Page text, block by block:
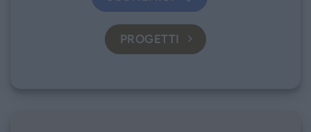
PROGETTI